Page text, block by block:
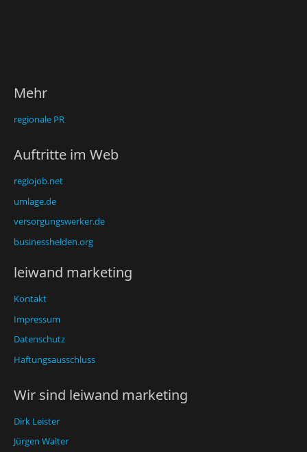
Mehr
regionale PR
Auftritte im Web
regiojob.net
umlage.de
versorgungswerker.de
businesshelden.org
leiwand marketing
Kontakt
Impressum
Datenschutz
Haftungsausschluss
Wir sind leiwand marketing
Dirk Leister
Jürgen Walter